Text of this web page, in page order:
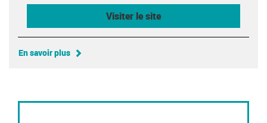
Visiter le site
En savoir plus